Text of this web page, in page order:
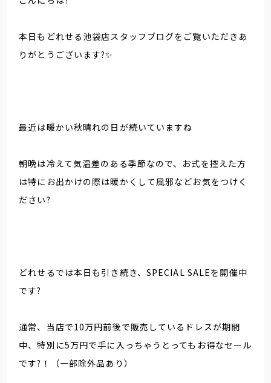
本日もどれせる池袋店スタッフブログをご覧いただきあ
りがとうございます?✨
最近は暖かい秋晴れの日が続いていますね
朝晩は冷えて気温差のある季節なので、お式を控えた方
は特にお出かけの際は暖かくして風邪などお気をつけく
ださい?
どれせるでは本日も引き続き、SPECIAL SALEを開催中
です?
通常、当店で10万円前後で販売しているドレスが期間
中、特別に5万円で手に入っちゃうとってもお得なセール
です?！（一部除外品あり）